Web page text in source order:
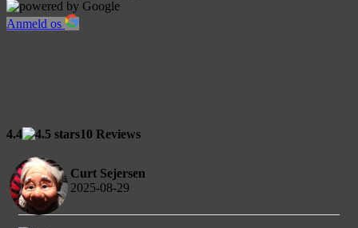
Anmeld os
4.4 10 Reviews
Curt Sejersen
2025-08-29